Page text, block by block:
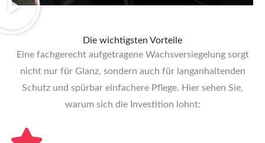
Die wichtigsten Vorteile
Eine fachgerecht aufgetragene Wachsversiegelung sorgt
nicht nur für Glanz, sondern auch für langanhaltenden
Schutz und spürbar einfachere Pflege. Hier sehen Sie,
warum sich die Investition lohnt: